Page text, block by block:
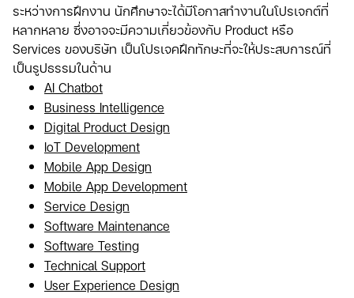
ระหว่างการฝึกงาน นักศึกษาจะได้มีโอกาสทำงานในโปรเจกต์ที่
หลากหลาย ซึ่งอาจจะมีความเกี่ยวข้องกับ Product หรือ
Services ของบริษัท เป็นโปรเจคฝึกทักษะที่จะให้ประสบการณ์ที่
เป็นรูปธรรมในด้าน
AI Chatbot
Business Intelligence
Digital Product Design
IoT Development
Mobile App Design
Mobile App Development
Service Design
Software Maintenance
Software Testing
Technical Support
User Experience Design